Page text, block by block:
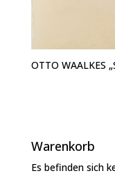
OTTO WAALKES
Warenkorb
Es befinden sich